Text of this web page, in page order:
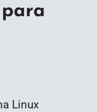
Linux